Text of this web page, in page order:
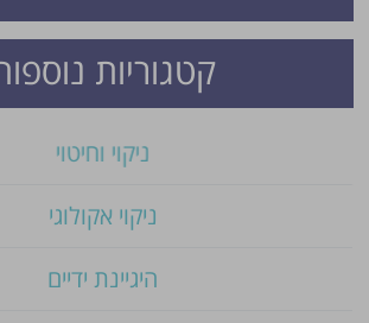
קטגוריות
ניקוי וחיטוי
ניקוי אקולוגי
היגיינת ידיים